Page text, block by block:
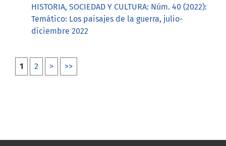
HISTORIA, SOCIEDAD Y CULTURA: Núm. 40 (2022):
Temático: Los paisajes de la guerra, julio-
diciembre 2022
1 2 > >>